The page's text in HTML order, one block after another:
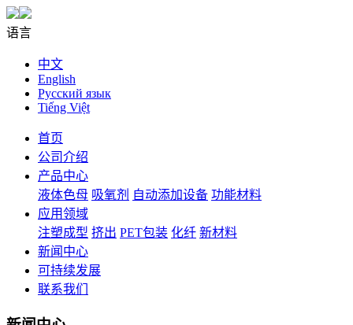
语言
中文
English
Русский язык
Tiếng Việt
首页
公司介绍
产品中心
液体色母 吸氧剂 自动添加设备 功能材料
应用领域
注塑成型 挤出 PET包装 化纤 新材料
新闻中心
可持续发展
联系我们